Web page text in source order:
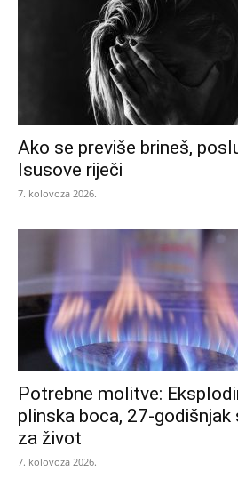
Ako se previše brineš,
Isusove riječi
7. kolovoza 2026.
Potrebne molitve:
plinska boca, 27-godišnjak
za život
7. kolovoza 2026.